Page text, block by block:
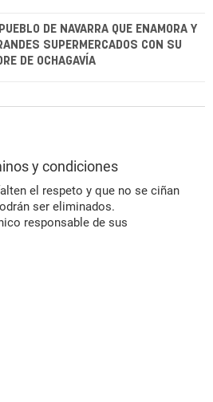
DE NAVARRA QUE ENAMORA Y
SUPERMERCADOS CON SU
DE OCHAGAVÍA
y condiciones
el respeto y que no se ciñan
ser eliminados.
responsable de sus